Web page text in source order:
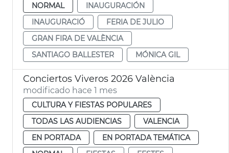
NORMAL
INAUGURACIÓN
INAUGURACIÓ
FERIA DE JULIO
GRAN FIRA DE VALÈNCIA
SANTIAGO BALLESTER
MÓNICA GIL
Conciertos Viveros 2026 València
modificado hace 1 mes
CULTURA Y FIESTAS POPULARES
TODAS LAS AUDIENCIAS
VALENCIA
EN PORTADA
EN PORTADA TEMÁTICA